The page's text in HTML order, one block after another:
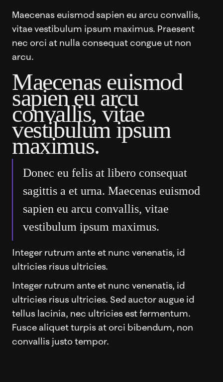
Maecenas euismod sapien eu arcu convallis,
vitae vestibulum ipsum maximus. Praesent
nec orci at nulla consequat congue ut non
arcu.
Maecenas euismod
sapien eu arcu
convallis, vitae
vestibulum ipsum
maximus.
Donec eu felis at libero consequat
sagittis a et urna. Maecenas euismod
sapien eu arcu convallis, vitae
vestibulum ipsum maximus.
Integer rutrum ante et nunc venenatis, id
ultricies risus ultricies.
Integer rutrum ante et nunc venenatis, id
ultricies risus ultricies. Sed auctor augue id
tellus lacinia, nec ultricies est fermentum.
Fusce aliquet turpis at orci bibendum, non
convallis justo tempor.